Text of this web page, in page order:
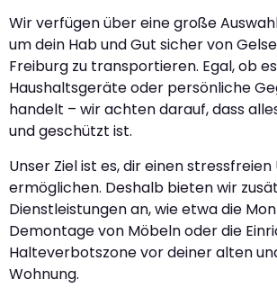
Wir verfügen über eine große
um dein Hab und Gut sicher von
Freiburg zu transportieren. Egal, ob
Haushaltsgeräte oder persönliche
handelt – wir achten darauf, dass
und geschützt ist.
Unser Ziel ist es, dir einen stressfreien
ermöglichen. Deshalb bieten wir
Dienstleistungen an, wie etwa die
Demontage von Möbeln oder die
Halteverbotszone vor deiner alten
Wohnung.